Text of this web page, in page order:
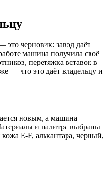
черновик: завод даёт
машина получила своё
перетяжка вставок в
— что это даёт владельцу и
новым, а машина
и палитра выбраны
E-F, алькантара, черный,